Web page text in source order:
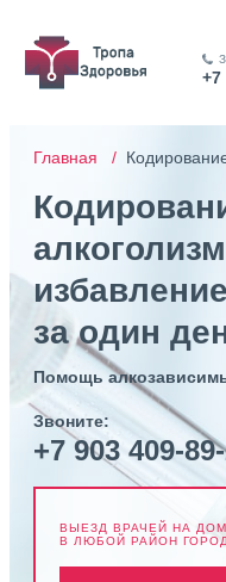
+7
Главная /
за один
Помощь
Звоните:
+7 903 409-
ВЫЕЗД ВРАЧЕЙ НА ДОМ
В ЛЮБОЙ РАЙОН